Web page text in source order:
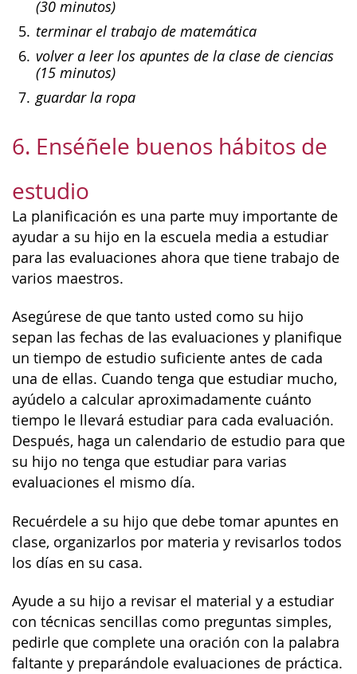
(30 minutos)
terminar el trabajo de matemática
volver a leer los apuntes de la clase de ciencias
(15 minutos)
guardar la ropa
6. Enséñele buenos hábitos de
estudio
La planificación es una parte muy importante de
ayudar a su hijo en la escuela media a estudiar
para las evaluaciones ahora que tiene trabajo de
varios maestros.
Asegúrese de que tanto usted como su hijo
sepan las fechas de las evaluaciones y planifique
un tiempo de estudio suficiente antes de cada
una de ellas. Cuando tenga que estudiar mucho,
ayúdelo a calcular aproximadamente cuánto
tiempo le llevará estudiar para cada evaluación.
Después, haga un calendario de estudio para que
su hijo no tenga que estudiar para varias
evaluaciones el mismo día.
Recuérdele a su hijo que debe tomar apuntes en
clase, organizarlos por materia y revisarlos todos
los días en su casa.
Ayude a su hijo a revisar el material y a estudiar
con técnicas sencillas como preguntas simples,
pedirle que complete una oración con la palabra
faltante y preparándole evaluaciones de práctica.